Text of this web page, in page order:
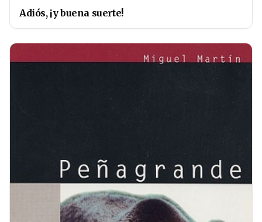
Adiós, ¡y buena suerte!